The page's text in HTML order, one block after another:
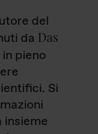
del
da Das
pieno
Si
insieme